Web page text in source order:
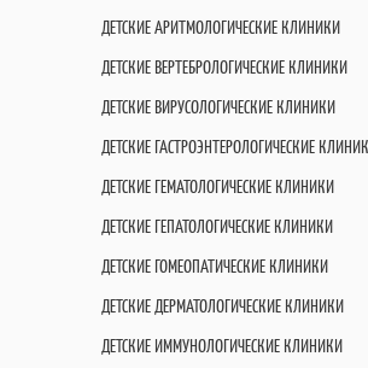
ДЕТСКИЕ АРИТМОЛОГИЧЕСКИЕ КЛИНИКИ
ДЕТСКИЕ ВЕРТЕБРОЛОГИЧЕСКИЕ КЛИНИКИ
ДЕТСКИЕ ВИРУСОЛОГИЧЕСКИЕ КЛИНИКИ
ДЕТСКИЕ ГАСТРОЭНТЕРОЛОГИЧЕСКИЕ
ДЕТСКИЕ ГЕМАТОЛОГИЧЕСКИЕ КЛИНИКИ
ДЕТСКИЕ ГЕПАТОЛОГИЧЕСКИЕ КЛИНИКИ
ДЕТСКИЕ ГОМЕОПАТИЧЕСКИЕ КЛИНИКИ
ДЕТСКИЕ ДЕРМАТОЛОГИЧЕСКИЕ КЛИНИКИ
ДЕТСКИЕ ИММУНОЛОГИЧЕСКИЕ КЛИНИКИ